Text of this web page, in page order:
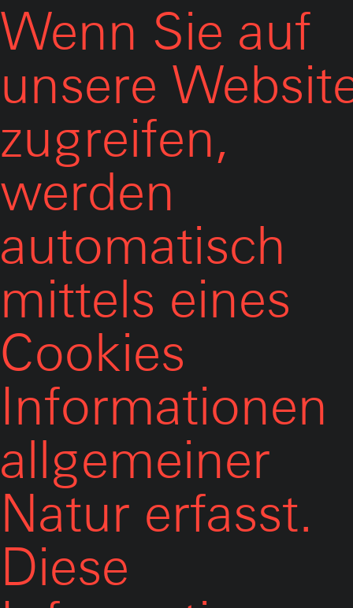
Wenn Sie auf
unsere
zugreifen,
werden
automatisch
mittels eines
Cookies
Informationen
allgemeiner
Natur erfasst.
Diese